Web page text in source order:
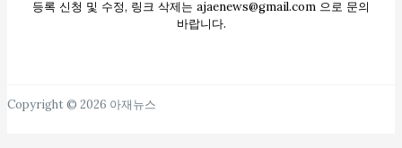
등록 신청 및 수정, 링크 삭제는 ajaenews@gmail.com 으로 문의
바랍니다.
Copyright © 2026 아재뉴스